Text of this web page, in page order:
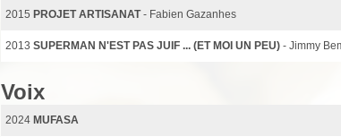
2015 PROJET ARTISANAT - Fabien Gazanhes
2013 SUPERMAN N'EST PAS JUIF ... (ET MOI UN PEU) - Jimmy
Voix
2024 MUFASA